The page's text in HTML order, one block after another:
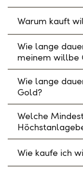
Warum kauft
Wie lange
meinem willbe
Wie lange
Gold?
Welche
Wie kaufe ich